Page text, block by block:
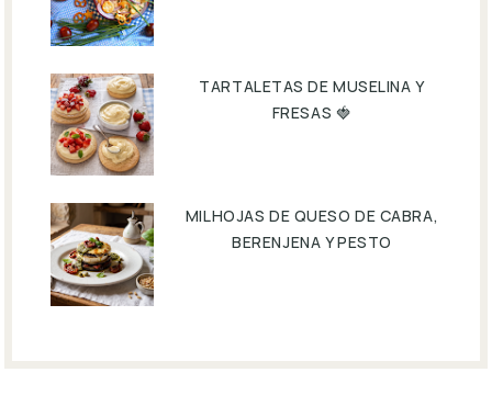
TARTALETAS DE MUSELINA Y
FRESAS 🍓
MILHOJAS DE QUESO DE CABRA,
BERENJENA Y PESTO